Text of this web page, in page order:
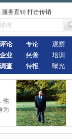
服务直销 打击传销
评论
企业
调查
专论
慈善
特报
观察
培训
曝光
他
为